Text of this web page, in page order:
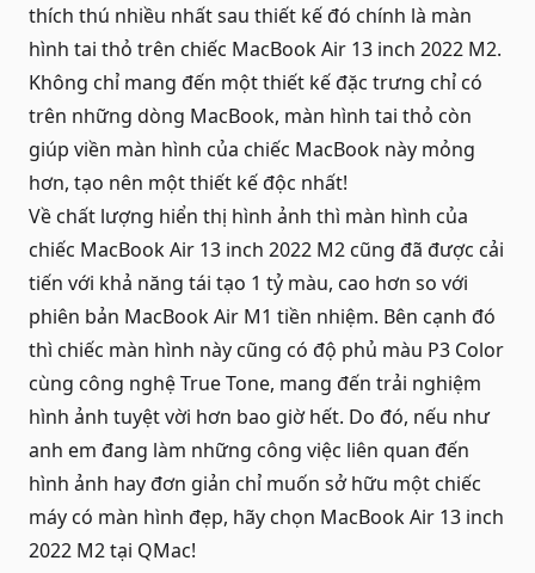
thích thú nhiều nhất sau thiết kế đó chính là màn
hình tai thỏ trên chiếc MacBook Air 13 inch 2022 M2.
Không chỉ mang đến một thiết kế đặc trưng chỉ có
trên những dòng MacBook, màn hình tai thỏ còn
giúp viền màn hình của chiếc MacBook này mỏng
hơn, tạo nên một thiết kế độc nhất!
Về chất lượng hiển thị hình ảnh thì màn hình của
chiếc MacBook Air 13 inch 2022 M2 cũng đã được cải
tiến với khả năng tái tạo 1 tỷ màu, cao hơn so với
phiên bản MacBook Air M1 tiền nhiệm. Bên cạnh đó
thì chiếc màn hình này cũng có độ phủ màu P3 Color
cùng công nghệ True Tone, mang đến trải nghiệm
hình ảnh tuyệt vời hơn bao giờ hết. Do đó, nếu như
anh em đang làm những công việc liên quan đến
hình ảnh hay đơn giản chỉ muốn sở hữu một chiếc
máy có màn hình đẹp, hãy chọn MacBook Air 13 inch
2022 M2 tại QMac!